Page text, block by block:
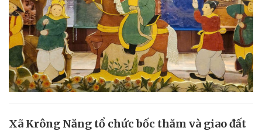
Xã Krông Năng tổ chức bốc thăm và giao đất